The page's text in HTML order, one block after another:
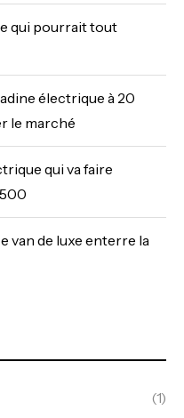
qui pourrait tout
électrique à 20
le marché
qui va faire
van de luxe enterre la
(1)